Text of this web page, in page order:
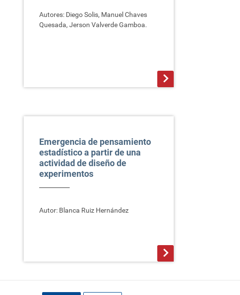
Autores: Diego Solis, Manuel Chaves
Quesada, Jerson Valverde Gamboa.
Emergencia de pensamiento
estadístico a partir de una
actividad de diseño de
experimentos
Autor: Blanca Ruiz Hernández